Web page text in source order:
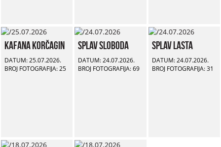
Kafana Korčagin
DATUM: 25.07.2026.
BROJ FOTOGRAFIJA: 25
Splav Sloboda
DATUM: 24.07.2026.
BROJ FOTOGRAFIJA: 69
Splav Lasta
DATUM: 24.07.2026.
BROJ FOTOGRAFIJA: 31